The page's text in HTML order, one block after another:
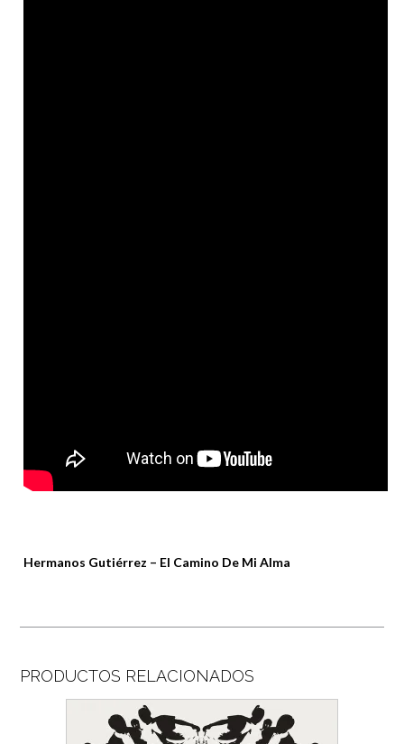
Hermanos Gutiérrez – El Camino De Mi Alma
PRODUCTOS RELACIONADOS